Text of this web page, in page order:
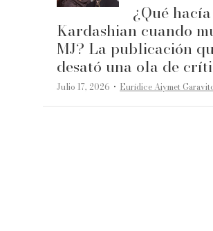
¿Qué
Kardashian cuando
MJ? La publicación
desató una ola de
Julio 17, 2026 ·Eurídice Aiymet